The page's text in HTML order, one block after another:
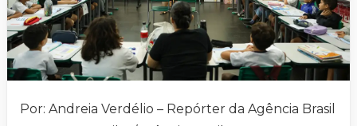
Por: Andreia Verdélio – Repórter da Agência Brasil